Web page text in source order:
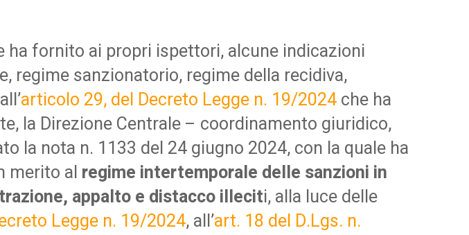
ha fornito ai propri ispettori, alcune indicazioni
regime sanzionatorio, regime della recidiva,
articolo 29, del Decreto Legge n. 19/2024che ha
la Direzione Centrale – coordinamento giuridico,
la nota n. 1133 del 24 giugno 2024, con la quale ha
merito al regime intertemporale delle sanzioni in
appalto e distacco illeciti, alla luce delle
Legge n. 19/2024, all’art. 18 del D.Lgs. n.